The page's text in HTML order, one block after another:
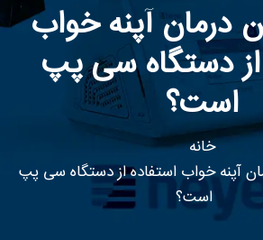
درمان آپنه خواب
از دستگاه سی پپ
است؟
خانه
آپنه خواب استفاده از دستگاه سی پپ
است؟